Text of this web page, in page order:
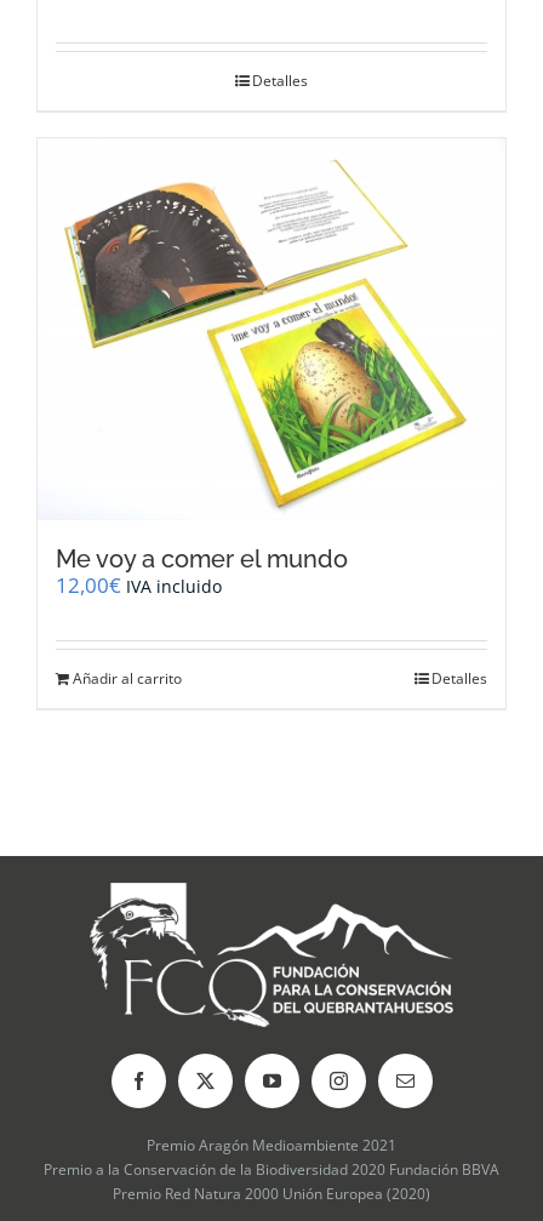
Detalles
Me voy a comer el mundo
12,00€ IVA incluido
Añadir al carrito Detalles
Premio Aragón Medioambiente 2021
Premio a la Conservación de la Biodiversidad 2020 Fundación BBVA
Premio Red Natura 2000 Unión Europea (2020)